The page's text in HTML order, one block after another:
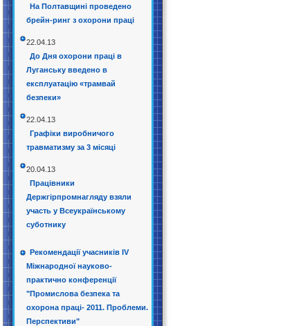
На Полтавщині проведено
брейн-ринг з охорони праці
22.04.13
До Дня охорони праці в
Луганську введено в
експлуатацію «трамвай
безпеки»
22.04.13
Графіки виробничого
травматизму за 3 місяці
20.04.13
Працівники
Держгірпромнагляду взяли
участь у Всеукраїнському
суботнику
Рекомендації учасників IV
Міжнародної науково-
практично конференції
"Промислова безпека та
охорона праці- 2011. Проблеми.
Перспективи"